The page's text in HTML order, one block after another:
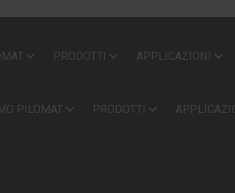
PRODOTTI APPLICAZIONI
PILOMAT PRODOTTI